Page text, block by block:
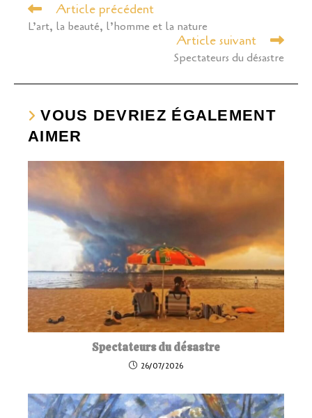
Read
more
articles
Article précédent
L’art, la beauté, l’homme et la nature
Article suivant
Spectateurs du désastre
VOUS DEVRIEZ ÉGALEMENT
AIMER
Spectateurs du désastre
26/07/2026